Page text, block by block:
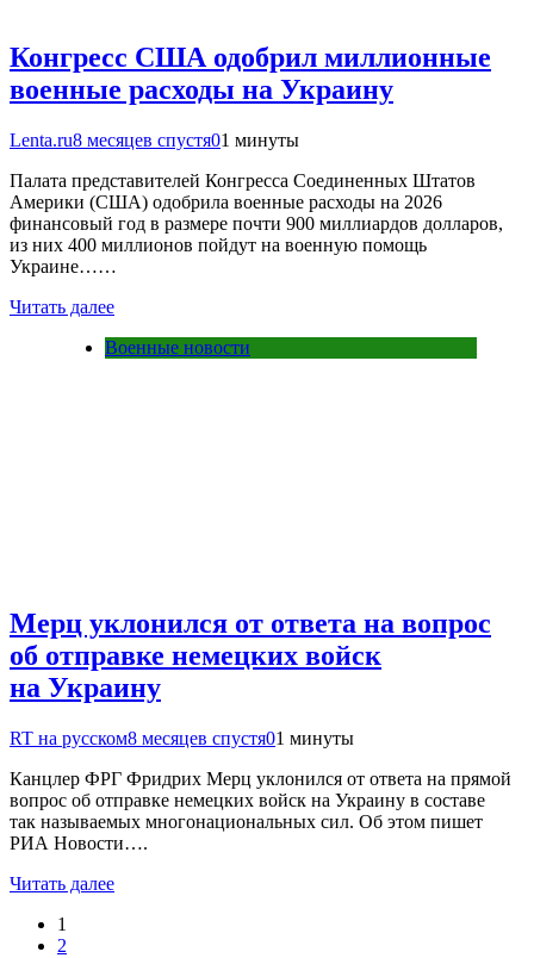
Конгресс США одобрил миллионные
военные расходы на Украину
Lenta.ru8 месяцев спустя01 минуты
Палата представителей Конгресса Соединенных Штатов
Америки (США) одобрила военные расходы на 2026
финансовый год в размере почти 900 миллиардов долларов,
из них 400 миллионов пойдут на военную помощь
Украине……
Читать далее
Военные новости
Мерц уклонился от ответа на вопрос
об отправке немецких войск
на Украину
RT на русском8 месяцев спустя01 минуты
Канцлер ФРГ Фридрих Мерц уклонился от ответа на прямой
вопрос об отправке немецких войск на Украину в составе
так называемых многонациональных сил. Об этом пишет
РИА Новости….
Читать далее
1
2